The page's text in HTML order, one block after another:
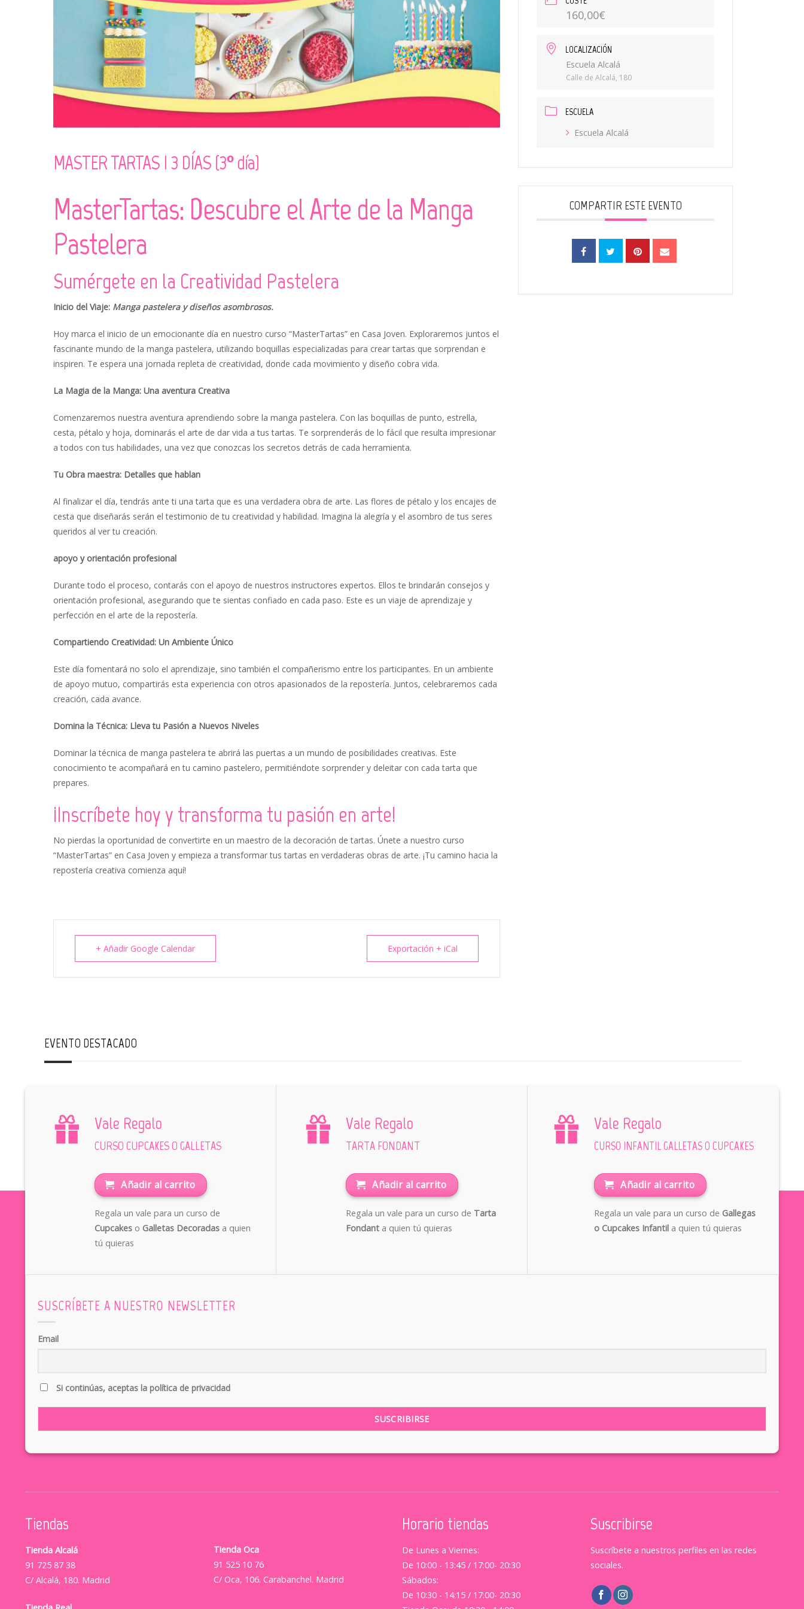
MASTER TARTAS I 3 DÍAS (3º día)
MasterTartas: Descubre el Arte de la Manga
Pastelera
Sumérgete en la Creatividad Pastelera
Inicio del Viaje: Manga pastelera y diseños asombrosos.
Hoy marca el inicio de un emocionante día en nuestro curso “MasterTartas” en Casa Joven. Exploraremos juntos el
fascinante mundo de la manga pastelera, utilizando boquillas especializadas para crear tartas que sorprendan e
inspiren. Te espera una jornada repleta de creatividad, donde cada movimiento y diseño cobra vida.
La Magia de la Manga: Una aventura Creativa
Comenzaremos nuestra aventura aprendiendo sobre la manga pastelera. Con las boquillas de punto, estrella,
cesta, pétalo y hoja, dominarás el arte de dar vida a tus tartas. Te sorprenderás de lo fácil que resulta impresionar
a todos con tus habilidades, una vez que conozcas los secretos detrás de cada herramienta.
Tu Obra maestra: Detalles que hablan
Al finalizar el día, tendrás ante ti una tarta que es una verdadera obra de arte. Las flores de pétalo y los encajes de
cesta que diseñarás serán el testimonio de tu creatividad y habilidad. Imagina la alegría y el asombro de tus seres
queridos al ver tu creación.
apoyo y orientación profesional
Durante todo el proceso, contarás con el apoyo de nuestros instructores expertos. Ellos te brindarán consejos y
orientación profesional, asegurando que te sientas confiado en cada paso. Este es un viaje de aprendizaje y
perfección en el arte de la repostería.
Compartiendo Creatividad: Un Ambiente Único
Este día fomentará no solo el aprendizaje, sino también el compañerismo entre los participantes. En un ambiente
de apoyo mutuo, compartirás esta experiencia con otros apasionados de la repostería. Juntos, celebraremos cada
creación, cada avance.
Domina la Técnica: Lleva tu Pasión a Nuevos Niveles
Dominar la técnica de manga pastelera te abrirá las puertas a un mundo de posibilidades creativas. Este
conocimiento te acompañará en tu camino pastelero, permitiéndote sorprender y deleitar con cada tarta que
prepares.
¡Inscríbete hoy y transforma tu pasión en arte!
No pierdas la oportunidad de convertirte en un maestro de la decoración de tartas. Únete a nuestro curso
“MasterTartas” en Casa Joven y empieza a transformar tus tartas en verdaderas obras de arte. ¡Tu camino hacia la
repostería creativa comienza aquí!
+ Añadir Google Calendar Exportación + iCal
160,00€
LOCALIZACIÓN
Escuela Alcalá
Calle de Alcalá, 180
ESCUELA
Escuela Alcalá
COMPARTIR ESTE EVENTO
EVENTO DESTACADO
Vale Regalo
CURSO CUPCAKES O GALLETAS
Añadir al carrito
Regala un vale para un curso de
Cupcakes o Galletas Decoradas a quien
tú quieras
Vale Regalo
TARTA FONDANT
Añadir al carrito
Regala un vale para un curso de Tarta
Fondant a quien tú quieras
Vale Regalo
CURSO INFANTIL GALLETAS O CUPCAKES
Añadir al carrito
Regala un vale para un curso de Gallegas
o Cupcakes Infantil a quien tú quieras
SUSCRÍBETE A NUESTRO NEWSLETTER
Email
Si continúas, aceptas la política de privacidad
Tiendas
Tienda Alcalá
91 725 87 38
C/ Alcalá, 180. Madrid
Tienda Oca
91 525 10 76
C/ Oca, 106. Carabanchel. Madrid
Horario tiendas
De Lunes a Viernes:
De 10:00 - 13:45 / 17:00- 20:30
Sábados:
De 10:30 - 14:15 / 17:00- 20:30
Suscribirse
Suscríbete a nuestros perfiles en las redes
sociales.